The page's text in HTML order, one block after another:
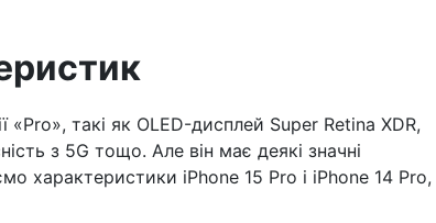
«Pro», такі як OLED-дисплей Super Retina XDR,
з 5G тощо. Але він має деякі значні
характеристики iPhone 15 Pro і iPhone 14 Pro,